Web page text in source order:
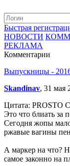
Быстрая
НОВОСТИ
РЕКЛАМА
Комментарии
Выпускницы -
Skandinav, 31 мая
Цитата: PROSTO
Это что блиать за
Сегодня жопы
ржавые вагины
А маркер на что?
самое законно на